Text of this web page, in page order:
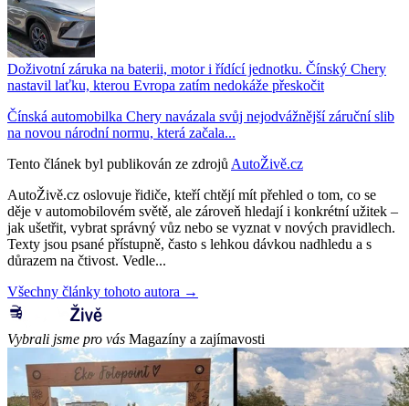
Doživotní záruka na baterii, motor i řídící jednotku. Čínský Chery
nastavil laťku, kterou Evropa zatím nedokáže přeskočit
Čínská automobilka Chery navázala svůj nejodvážnější záruční slib
na novou národní normu, která začala...
Tento článek byl publikován ze zdrojů AutoŽivě.cz
AutoŽivě.cz oslovuje řidiče, kteří chtějí mít přehled o tom, co se
děje v automobilovém světě, ale zároveň hledají i konkrétní užitek –
jak ušetřit, vybrat správný vůz nebo se vyznat v nových pravidlech.
Texty jsou psané přístupně, často s lehkou dávkou nadhledu a s
důrazem na čtivost. Vedle...
Všechny články tohoto autora →
Vybrali jsme pro vás Magazíny a zajímavosti